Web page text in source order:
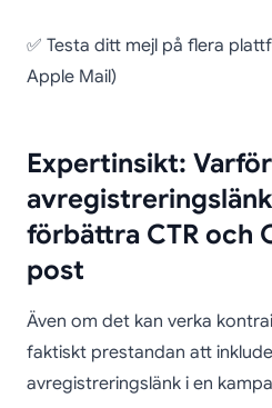
✅ Testa ditt mejl på flera
Apple Mail)
Expertinsikt:
förbättra CTR och
post
Även om det kan verka
faktiskt prestandan att
avregistreringslänk i en